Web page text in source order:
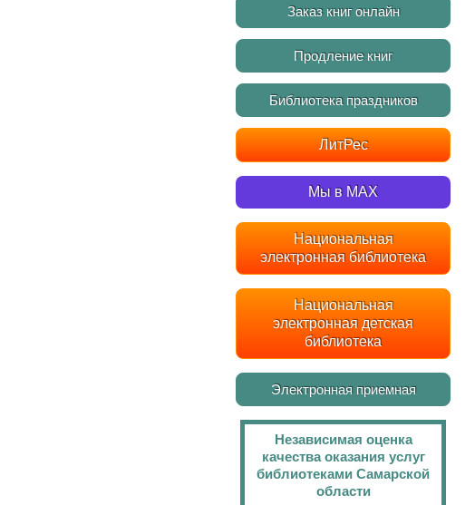
Заказ книг онлайн
Продление книг
Библиотека праздников
ЛитРес
Мы в MAX
Национальная
электронная библиотека
Национальная
электронная детская
библиотека
Электронная приемная
Независимая оценка
качества оказания услуг
библиотеками Самарской
области